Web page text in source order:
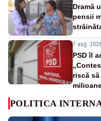
Dramă
pensii
7 aug.
PSD îl
riscă
POLITICA